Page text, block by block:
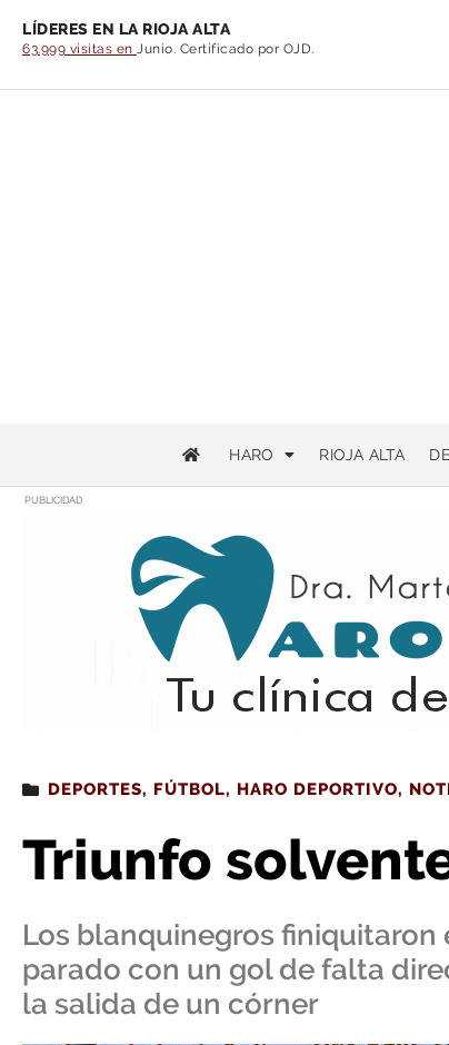
LÍDERES EN LA RIOJA ALTA
63.999 visitas en Junio. Certificado por OJD.
HARO RIOJA ALTA
PUBLICIDAD
Estás leyendo : Triunfo solvente del Haro
DEPORTES, FÚTBOL, HARO DEPORTIVO,
Triunfo
Los blanquinegros
parado con un gol de falta
la salida de un córner